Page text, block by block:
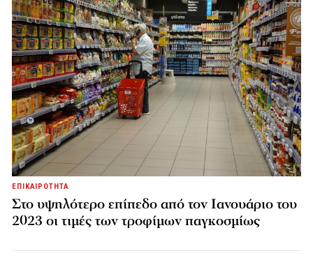
ΕΠΙΚΑΙΡΟΤΗΤΑ
Στο υψηλότερο επίπεδο από τον Ιανουάριο του
2023 οι τιμές των τροφίμων παγκοσμίως